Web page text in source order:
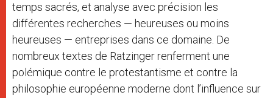
temps sacrés, et analyse avec précision les
différentes recherches — heureuses ou moins
heureuses — entreprises dans ce domaine. De
nombreux textes de Ratzinger renferment une
polémique contre le protestantisme et contre la
philosophie européenne moderne dont l’influence sur